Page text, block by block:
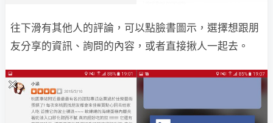
往下滑有其他人的評論，可以點臉書圖示，選擇想跟朋
友分享的資訊、詢問的內容，或者直接揪人一起去。